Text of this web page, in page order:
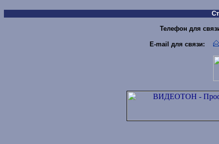
Телефон для
E-mail для связи: